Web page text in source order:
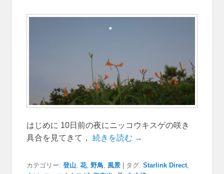
はじめに 10日前の夜にニッコウキスゲの咲き
具合を見てきて，続きを読む →
カテゴリー: 登山,花,野鳥, 風景 タグ: Starlink Direct,